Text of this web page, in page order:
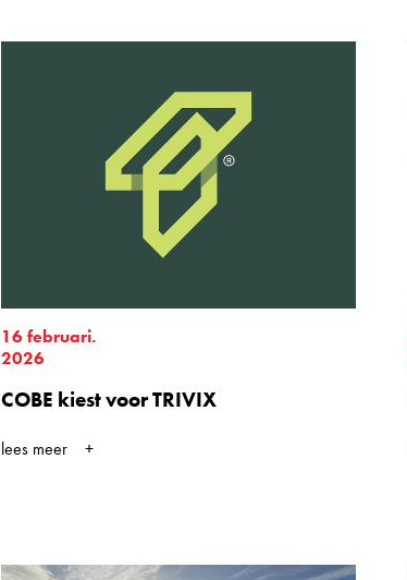
16 februari.
2026
COBE kiest voor TRIVIX
lees meer